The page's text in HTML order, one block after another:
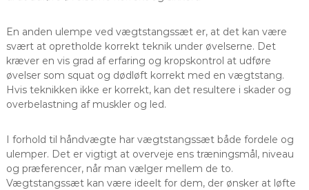
En anden ulempe ved vægtstangssæt er, at det kan være
svært at opretholde korrekt teknik under øvelserne. Det
kræver en vis grad af erfaring og kropskontrol at udføre
øvelser som squat og dødløft korrekt med en vægtstang.
Hvis teknikken ikke er korrekt, kan det resultere i skader og
overbelastning af muskler og led.
I forhold til håndvægte har vægtstangssæt både fordele og
ulemper. Det er vigtigt at overveje ens træningsmål, niveau
og præferencer, når man vælger mellem de to.
Vægtstangssæt kan være ideelt for dem, der ønsker at løfte